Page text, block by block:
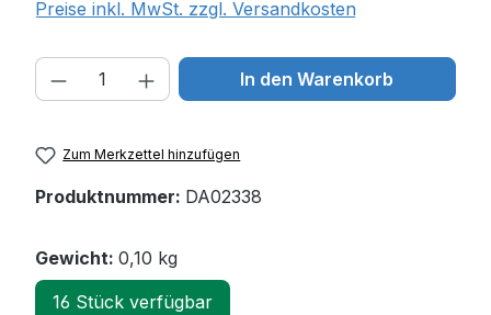
Preise inkl. MwSt. zzgl. Versandkosten
Produkt Anzahl: Gib den
In den Warenkorb
Zum Merkzettel hinzufügen
Produktnummer: DA02338
Gewicht: 0,10 kg
16 Stück verfügbar